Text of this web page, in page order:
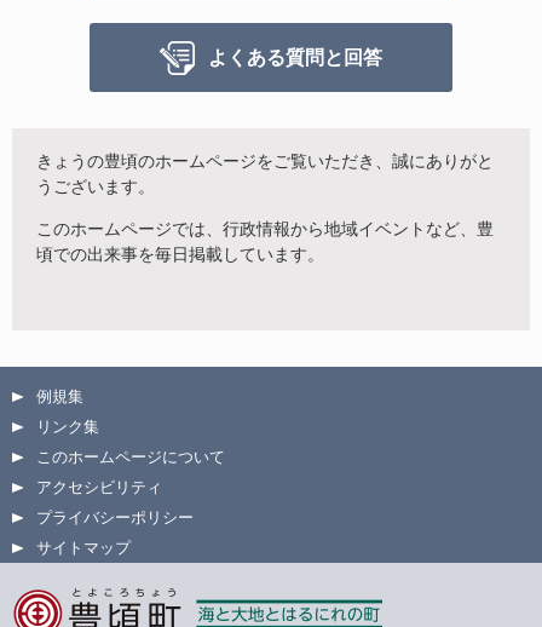
よくある質問と回答
きょうの豊頃のホームページをご覧いただき、誠にありがと
うございます。
このホームページでは、行政情報から地域イベントなど、豊
頃での出来事を毎日掲載しています。
例規集
リンク集
このホームページについて
アクセシビリティ
プライバシーポリシー
サイトマップ